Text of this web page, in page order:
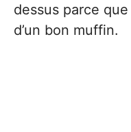
dessus parce
d’un bon muffin.